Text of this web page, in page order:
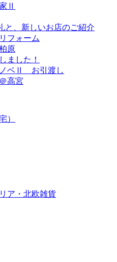
Ⅱ
と、新しいお店のご紹介
フォーム
原
ました！
ノベⅡ お引渡し
高宮
）
ア・北欧雑貨